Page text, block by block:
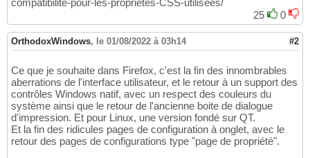
compatibilite-pour-les-proprietes-CSS-utilisees/
25
0
OrthodoxWindows, le 01/08/2022 à 03h14 #2
Ce que je souhaite dans Firefox, c'est la fin des innombrables
aberrations de l'interface utilisateur, et le retour à un support des
contrôles Windows natif, avec un respect des couleurs du
système ainsi que le retour de l'ancienne boite de dialogue
d'impression. Et pour Linux, une version fondé sur QT.
Et la fin des ridicules pages de configuration à onglet, avec le
retour des pages de configurations type "page de propriété".